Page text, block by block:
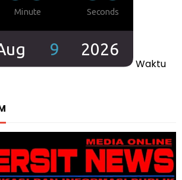
Waktu